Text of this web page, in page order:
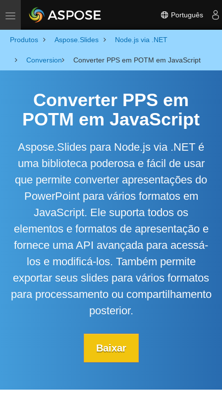
Toggle navigation Português
Produtos Aspose.Slides Node.js via .NET
Conversion Converter PPS em POTM em JavaScript
Converter PPS em
POTM em JavaScript
Aspose.Slides para Node.js via .NET é
uma biblioteca poderosa e fácil de usar
que permite converter apresentações do
PowerPoint para vários formatos em
JavaScript. Ele suporta todos os
elementos e formatos de apresentação e
fornece uma API avançada para acessá-
los e modificá-los. Também permite
exportar seus slides para vários formatos
para processamento ou compartilhamento
posterior.
Baixar